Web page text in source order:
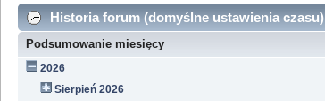
Historia forum (domyślne ustawienia czasu)
Podsumowanie miesięcy
2026
Sierpień 2026